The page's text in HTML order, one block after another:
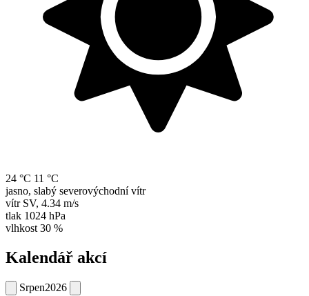
24 °C 11 °C
jasno, slabý severovýchodní vítr
vítr SV, 4.34 m/s
tlak 1024 hPa
vlhkost 30 %
Kalendář akcí
Srpen2026